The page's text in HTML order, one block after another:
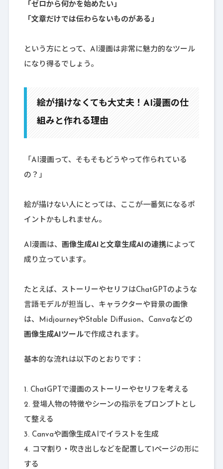
「ゼロから何かを始めたい」
「文章だけでは伝わらないものがある」
という方にとって、AI漫画は非常に魅力的なツール
になり得るでしょう。
絵が描けなくても大丈夫！AI漫画の仕
組みと作れる理由
「AI漫画って、そもそもどうやって作られている
の？」
絵が描けない人にとっては、ここが一番気になるポ
イントかもしれません。
AI漫画は、 画像生成AIと文章生成AIの連携によって
成り立っています。
たとえば、ストーリーやセリフはChatGPTのような
言語モデルが担当し、キャラクターや背景の画像
は、MidjourneyやStable Diffusion、Canvaなどの
画像生成AIツールで作成されます。
基本的な流れは以下のとおりです：
ChatGPTで漫画のストーリーやセリフを考える
登場人物の特徴やシーンの指示をプロンプトとし
て整える
Canvaや画像生成AIでイラストを生成
コマ割り・吹き出しなどを配置して1ページの形に
する